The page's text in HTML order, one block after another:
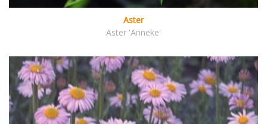
Aster
Aster 'Anneke'